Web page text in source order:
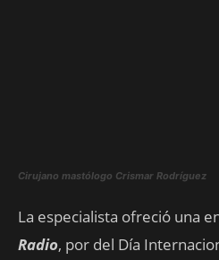
Cirujano mastólogo Crismar Rodríguez
La especialista ofreció una
Radio, por del Día